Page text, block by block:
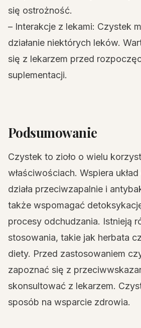
się ostrożność.
– Interakcje z lekami: Czystek
działanie niektórych leków.
się z lekarzem przed
suplementacji.
Podsumowanie
Czystek to zioło o wielu
właściwościach. Wspiera
działa przeciwzapalnie i
także wspomagać
procesy odchudzania. Istnieją
stosowania, takie jak herbata
diety. Przed zastosowaniem
zapoznać się z
skonsultować z lekarzem.
sposób na wsparcie zdrowia.